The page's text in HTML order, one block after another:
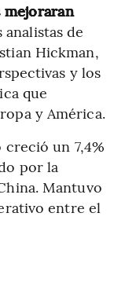
mejoraran
de
Hickman,
y los
que
y América.
un 7,4%
por la
Mantuvo
entre el